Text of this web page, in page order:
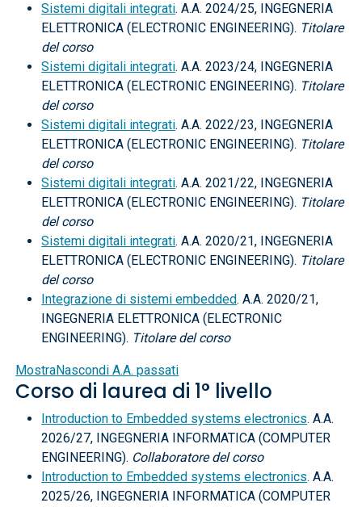
Sistemi digitali integrati. A.A. 2024/25, INGEGNERIA
ELETTRONICA (ELECTRONIC ENGINEERING). Titolare
del corso
Sistemi digitali integrati. A.A. 2023/24, INGEGNERIA
ELETTRONICA (ELECTRONIC ENGINEERING). Titolare
del corso
Sistemi digitali integrati. A.A. 2022/23, INGEGNERIA
ELETTRONICA (ELECTRONIC ENGINEERING). Titolare
del corso
Sistemi digitali integrati. A.A. 2021/22, INGEGNERIA
ELETTRONICA (ELECTRONIC ENGINEERING). Titolare
del corso
Sistemi digitali integrati. A.A. 2020/21, INGEGNERIA
ELETTRONICA (ELECTRONIC ENGINEERING). Titolare
del corso
Integrazione di sistemi embedded. A.A. 2020/21,
INGEGNERIA ELETTRONICA (ELECTRONIC
ENGINEERING). Titolare del corso
MostraNascondi A.A. passati
Corso di laurea di 1° livello
Introduction to Embedded systems electronics. A.A.
2026/27, INGEGNERIA INFORMATICA (COMPUTER
ENGINEERING). Collaboratore del corso
Introduction to Embedded systems electronics. A.A.
2025/26, INGEGNERIA INFORMATICA (COMPUTER